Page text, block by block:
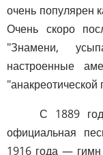
очень популярен
Очень скоро
"Знамени,
настроенные
"анакреотической
С 1889
официальная
1916 года —